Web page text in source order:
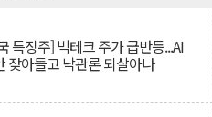
특징주] 빅테크 주가 급반등...AI
잦아들고 낙관론 되살아나